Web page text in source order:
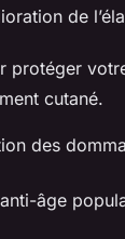
de
protéger
cutané.
des
âge